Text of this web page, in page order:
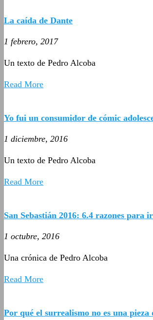
La caída de Dante
1 febrero, 2017
Un texto de Pedro Alcoba
Read More
Yo fui un consumidor de cómic
1 diciembre, 2016
Un texto de Pedro Alcoba
Read More
San Sebastián 2016: 6.4 razones para
1 octubre, 2016
Una crónica de Pedro Alcoba
Read More
Por qué el surrealismo no es una pieza